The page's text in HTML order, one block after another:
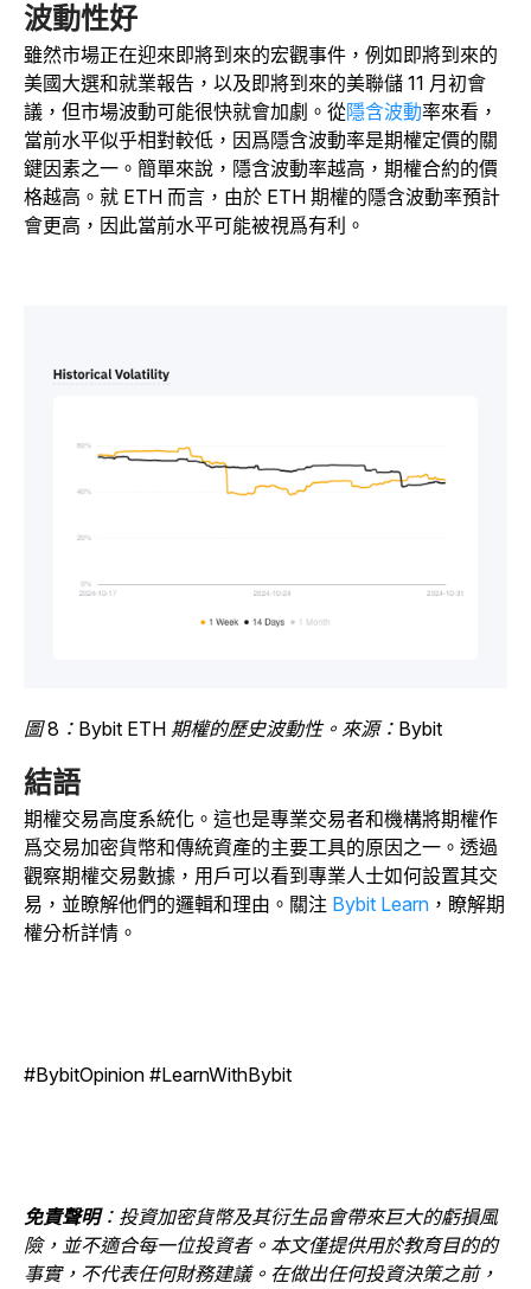
波動性好
雖然市場正在迎來即將到來的宏觀事件，例如即將到來的
美國大選和就業報告，以及即將到來的美聯儲 11 月初會
議，但市場波動可能很快就會加劇。從隱含波動率來看，
當前水平似乎相對較低，因爲隱含波動率是期權定價的關
鍵因素之一。簡單來說，隱含波動率越高，期權合約的價
格越高。就 ETH 而言，由於 ETH 期權的隱含波動率預計
會更高，因此當前水平可能被視爲有利。
圖 8：Bybit ETH 期權的歷史波動性。來源：Bybit
結語
期權交易高度系統化。這也是專業交易者和機構將期權作
爲交易加密貨幣和傳統資產的主要工具的原因之一。透過
觀察期權交易數據，用戶可以看到專業人士如何設置其交
易，並瞭解他們的邏輯和理由。關注 Bybit Learn ，瞭解期
權分析詳情。
#BybitOpinion #LearnWithBybit
免責聲明：投資加密貨幣及其衍生品會帶來巨大的虧損風
險，並不適合每一位投資者。本文僅提供用於教育目的的
事實，不代表任何財務建議。在做出任何投資決策之前，